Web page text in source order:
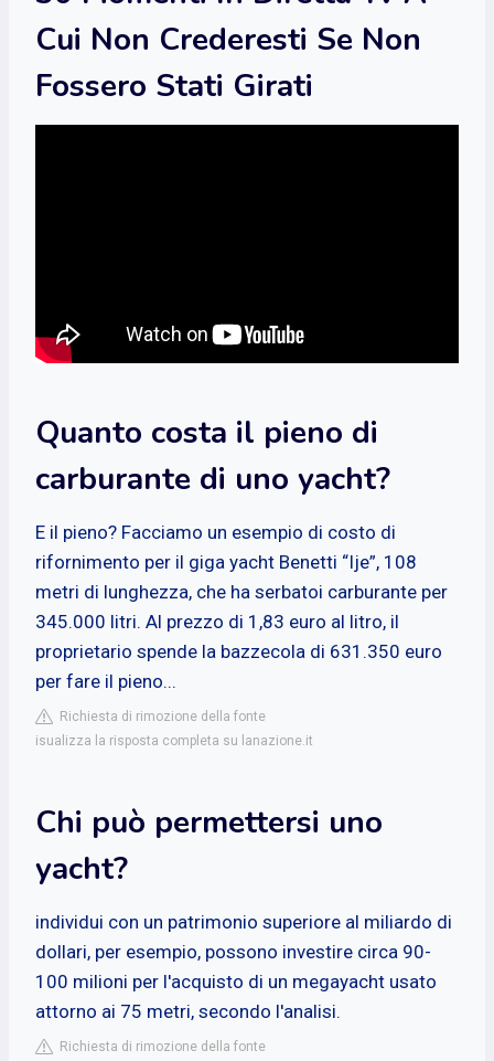
Cui Non Crederesti Se Non
Fossero Stati Girati
Quanto costa il pieno di
carburante di uno yacht?
E il pieno? Facciamo un esempio di costo di
rifornimento per il giga yacht Benetti “Ije”, 108
metri di lunghezza, che ha serbatoi carburante per
345.000 litri. Al prezzo di 1,83 euro al litro, il
proprietario spende la bazzecola di 631.350 euro
per fare il pieno...
Richiesta di rimozione della fonte
isualizza la risposta completa su lanazione.it
Chi può permettersi uno
yacht?
individui con un patrimonio superiore al miliardo di
dollari, per esempio, possono investire circa 90-
100 milioni per l'acquisto di un megayacht usato
attorno ai 75 metri, secondo l'analisi.
Richiesta di rimozione della fonte